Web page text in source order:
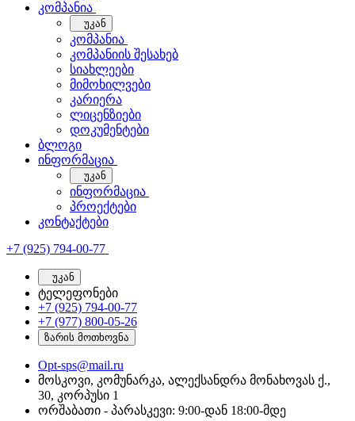
კომპანია
უკან
კომპანია
კომპანიის შესახებ
სიახლეები
მიმოხილვები
კარიერა
ლიცენზიები
დოკუმენტები
ბლოგი
ინფორმაცია
უკან
ინფორმაცია
პროექტები
კონტაქტები
+7 (925) 794-00-77
უკან
ტელეფონები
+7 (925) 794-00-77
+7 (977) 800-05-26
ზარის მოთხოვნა
Opt-sps@mail.ru
მოსკოვი, კომუნარკა, ალექსანდრა მონახოვას ქ.,
30, კორპუსი 1
ორშაბათი - პარასკევი: 9:00-დან 18:00-მდე